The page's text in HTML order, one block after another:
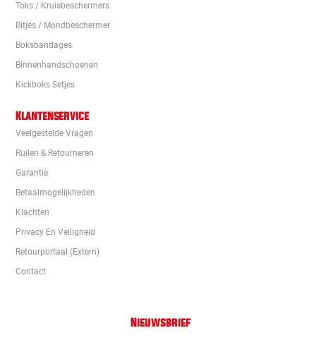
Toks / Kruisbeschermers
Bitjes / Mondbeschermer
Boksbandages
Binnenhandschoenen
Kickboks Setjes
Klantenservice
Veelgestelde Vragen
Ruilen & Retourneren
Garantie
Betaalmogelijkheden
Klachten
Privacy En Veiligheid
Retourportaal (extern)
Contact
Nieuwsbrief